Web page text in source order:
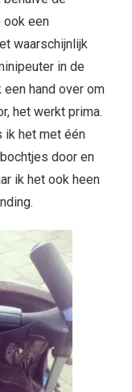
ook een
waarschijnlijk
in de
hand over om
het werkt prima.
ik het met één
door en
ik het ook heen